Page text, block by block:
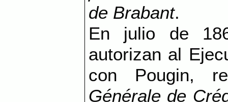
de Brabant.
En julio de
autorizan al
con Pougin,
Générale de